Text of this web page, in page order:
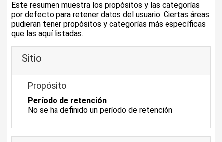
Este resumen muestra los propósitos y las categorías
por defecto para retener datos del usuario. Ciertas áreas
pudieran tener propósitos y categorías más específicas
que las aquí listadas.
Sitio
Propósito
Período de retención
No se ha definido un período de retención